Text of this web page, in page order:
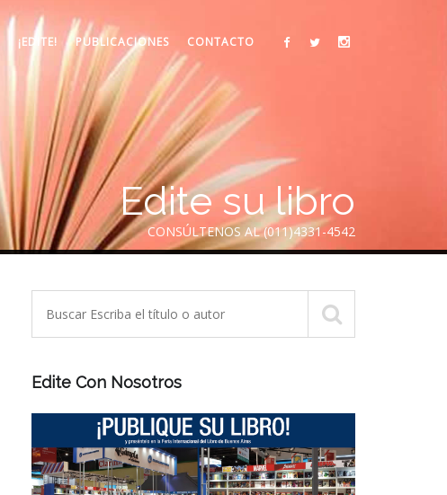
¡EDITE! PUBLICACIONES CONTACTO
Edite su libro
CONSÚLTENOS AL (011)4331-4542
Edite Con Nosotros